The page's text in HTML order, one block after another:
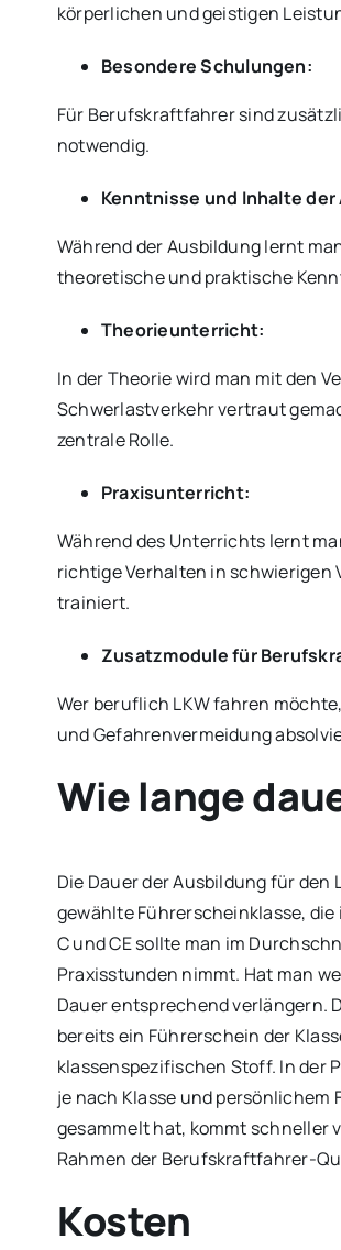
körperlichen und geistigen
Besondere Schulungen:
Für Berufskraftfahrer sind
notwendig.
Kenntnisse und Inhalte
Während der Ausbildung lernt
theoretische und praktische
Theorieunterricht:
In der Theorie wird man mit den
Schwerlastverkehr vertraut
zentrale Rolle.
Praxisunterricht:
Während des Unterrichts lernt
richtige Verhalten in schwierigen
trainiert.
Zusatzmodule für
Wer beruflich LKW fahren
und Gefahrenvermeidung
Wie lange
Die Dauer der Ausbildung für
gewählte Führerscheinklasse,
C und CE sollte man im
Praxisstunden nimmt. Hat man
Dauer entsprechend verlängern.
bereits ein Führerschein der
klassenspezifischen Stoff. In der
je nach Klasse und persönlichem
gesammelt hat, kommt schneller
Rahmen der Berufskraftfahrer-
Kosten